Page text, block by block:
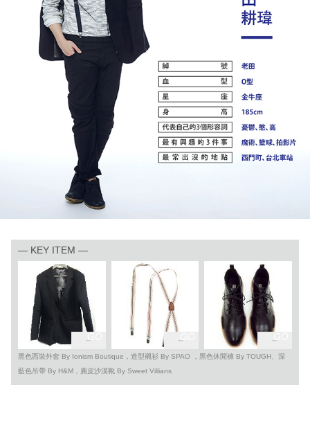
— KEY ITEM —
黑色西裝外套 By Ionism Boutique，造型襯衫 By SPAO ，黑色休閒褲 By TOUGH、深
藍色吊帶 By H&M，麂皮沙漠靴 By Sweet Villians